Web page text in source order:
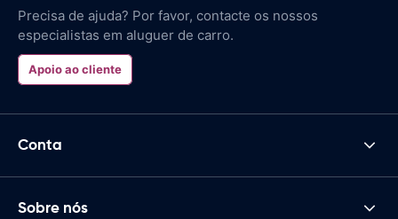
Precisa de ajuda? Por favor, contacte os nossos
especialistas em aluguer de carro.
Apoio ao cliente
Conta
Sobre nós